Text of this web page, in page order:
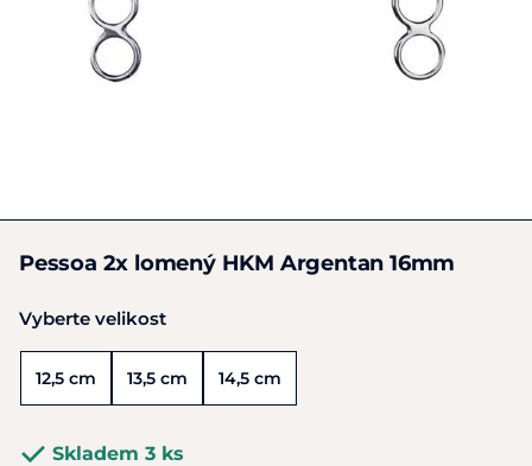
Pessoa 2x lomený HKM Argentan 16mm
Vyberte velikost
12,5 cm 13,5 cm 14,5 cm
Skladem 3 ks